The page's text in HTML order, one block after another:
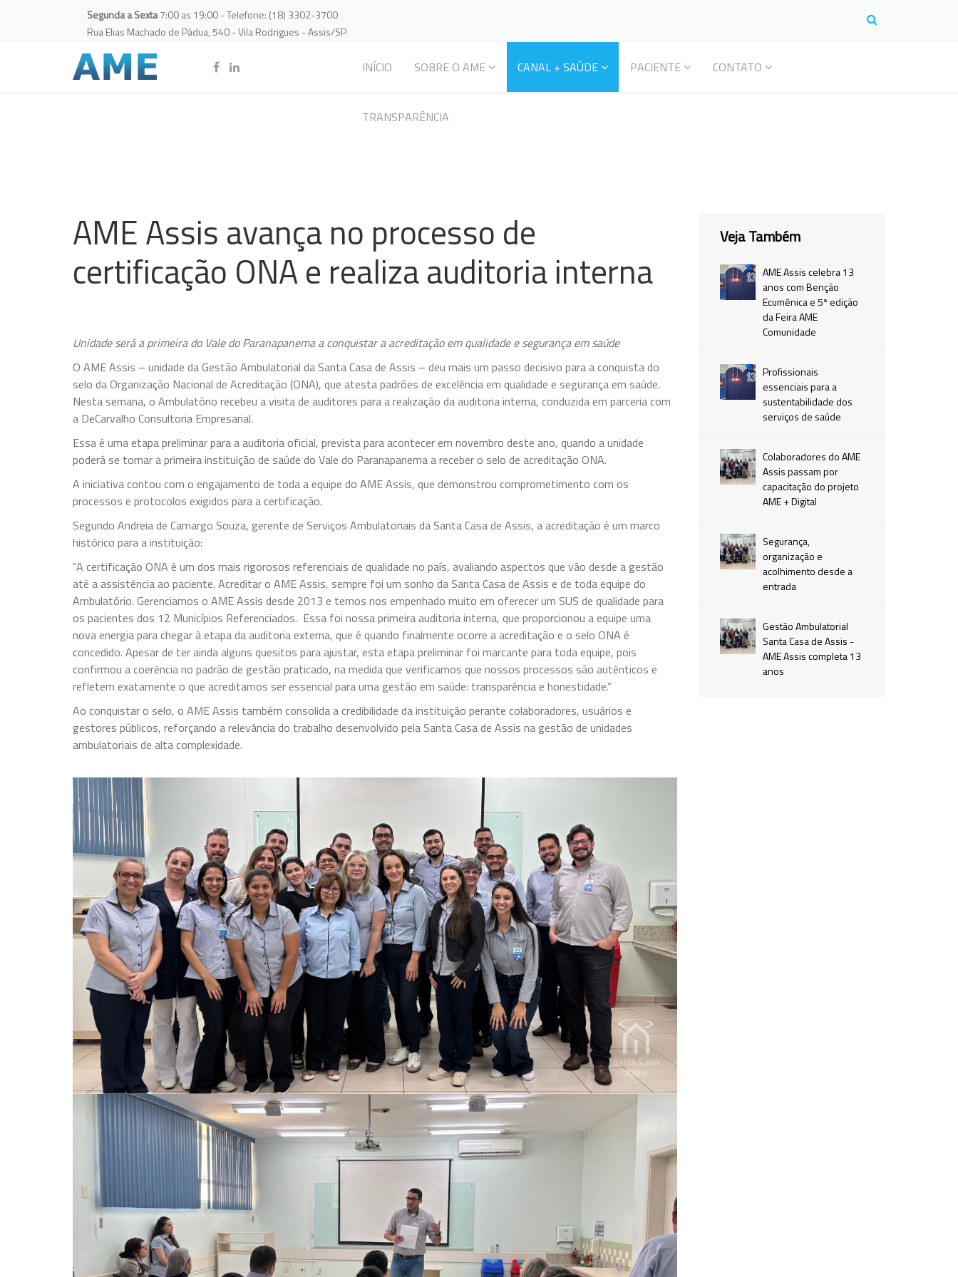
Segunda a Sexta7:00 as 19:00 - Telefone: (18) 3302-3700
Rua Elias Machado de Pádua, 540 - Vila Rodrigues - Assis/SP
INÍCIO SOBRE O AME CANAL + SAÚDE PACIENTE CONTATO
TRANSPARÊNCIA
AME Assis avança no processo de
certificação ONA e realiza auditoria interna
Unidade será a primeira do Vale do Paranapanema a conquistar a acreditação em qualidade e segurança em saúde
O AME Assis – unidade da Gestão Ambulatorial da Santa Casa de Assis – deu mais um passo decisivo para a conquista do
selo da Organização Nacional de Acreditação (ONA), que atesta padrões de excelência em qualidade e segurança em saúde.
Nesta semana, o Ambulatório recebeu a visita de auditores para a realização da auditoria interna, conduzida em parceria com
a DeCarvalho Consultoria Empresarial.
Essa é uma etapa preliminar para a auditoria oficial, prevista para acontecer em novembro deste ano, quando a unidade
poderá se tornar a primeira instituição de saúde do Vale do Paranapanema a receber o selo de acreditação ONA.
A iniciativa contou com o engajamento de toda a equipe do AME Assis, que demonstrou comprometimento com os
processos e protocolos exigidos para a certificação.
Segundo Andreia de Camargo Souza, gerente de Serviços Ambulatoriais da Santa Casa de Assis, a acreditação é um marco
histórico para a instituição:
“A certificação ONA é um dos mais rigorosos referenciais de qualidade no país, avaliando aspectos que vão desde a gestão
até a assistência ao paciente. Acreditar o AME Assis, sempre foi um sonho da Santa Casa de Assis e de toda equipe do
Ambulatório. Gerenciamos o AME Assis desde 2013 e temos nos empenhado muito em oferecer um SUS de qualidade para
os pacientes dos 12 Municípios Referenciados. Essa foi nossa primeira auditoria interna, que proporcionou a equipe uma
nova energia para chegar à etapa da auditoria externa, que é quando finalmente ocorre a acreditação e o selo ONA é
concedido. Apesar de ter ainda alguns quesitos para ajustar, esta etapa preliminar foi marcante para toda equipe, pois
confirmou a coerência no padrão de gestão praticado, na medida que verificamos que nossos processos são autênticos e
refletem exatamente o que acreditamos ser essencial para uma gestão em saúde: transparência e honestidade.”
Ao conquistar o selo, o AME Assis também consolida a credibilidade da instituição perante colaboradores, usuários e
gestores públicos, reforçando a relevância do trabalho desenvolvido pela Santa Casa de Assis na gestão de unidades
ambulatoriais de alta complexidade.
Veja Também
AME Assis celebra 13
anos com Benção
Ecumênica e 5ª edição
da Feira AME
Comunidade
Profissionais
essenciais para a
sustentabilidade dos
serviços de saúde
Colaboradores do AME
Assis passam por
capacitação do projeto
AME + Digital
Segurança,
organização e
acolhimento desde a
entrada
Gestão Ambulatorial
Santa Casa de Assis -
AME Assis completa 13
anos